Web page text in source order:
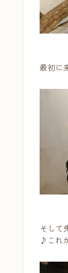
最初に
そして
♪これ